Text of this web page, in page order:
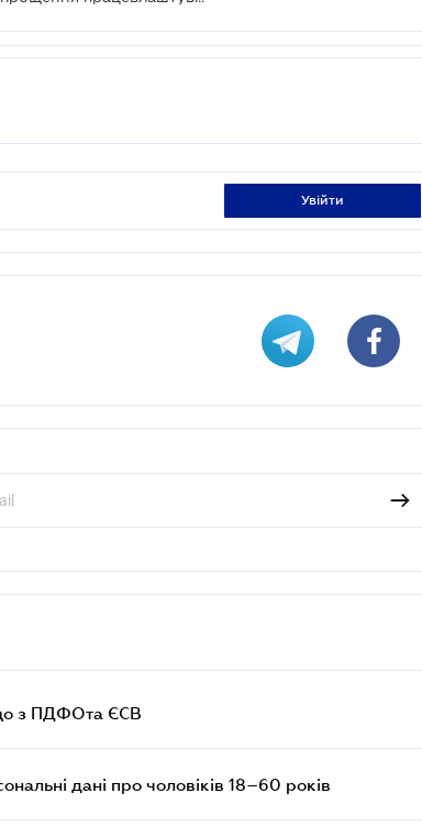
увійти
з ПДФОта ЄСВ
дані про чоловіків 18–60 років